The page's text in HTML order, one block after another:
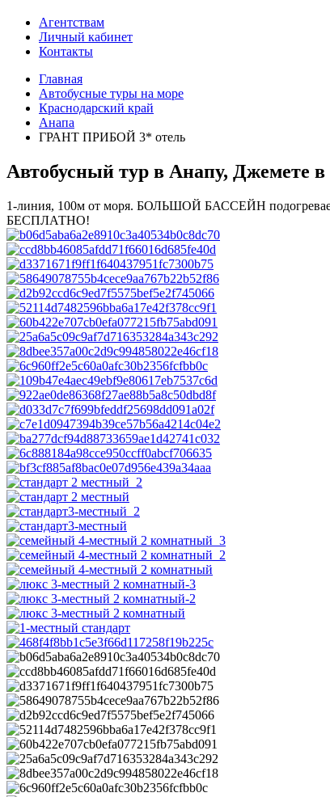
Агентствам
Личный кабинет
Контакты
Главная
Автобусные туры на море
Краснодарский край
Анапа
ГРАНТ ПРИБОЙ 3* отель
Автобусный тур в Анапу,
1-линия, 100м от моря. БОЛЬШОЙ БАССЕЙН
БЕСПЛАТНО!